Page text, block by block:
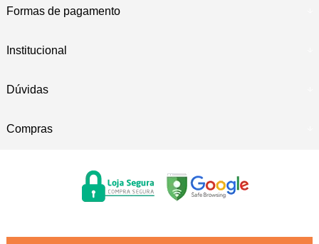
Formas de pagamento
Institucional
Dúvidas
Compras